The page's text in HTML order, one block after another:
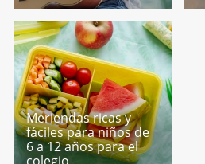
Meriendas ricas y
fáciles para niños de
6 a 12 años para el